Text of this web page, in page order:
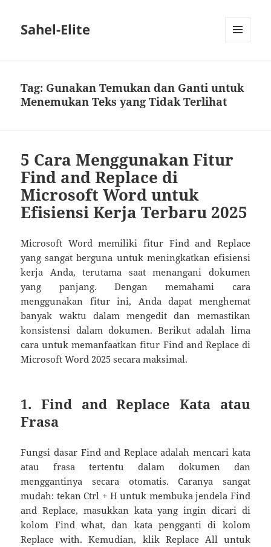
Sahel-Elite
Tag: Gunakan Temukan dan Ganti untuk
Menemukan Teks yang Tidak Terlihat
5 Cara Menggunakan Fitur
Find and Replace di
Microsoft Word untuk
Efisiensi Kerja Terbaru 2025
Microsoft Word memiliki fitur Find and Replace
yang sangat berguna untuk meningkatkan efisiensi
kerja Anda, terutama saat menangani dokumen
yang panjang. Dengan memahami cara
menggunakan fitur ini, Anda dapat menghemat
banyak waktu dalam mengedit dan memastikan
konsistensi dalam dokumen. Berikut adalah lima
cara untuk memanfaatkan fitur Find and Replace di
Microsoft Word 2025 secara maksimal.
1. Find and Replace Kata atau
Frasa
Fungsi dasar Find and Replace adalah mencari kata
atau frasa tertentu dalam dokumen dan
menggantinya secara otomatis. Caranya sangat
mudah: tekan Ctrl + H untuk membuka jendela Find
and Replace, masukkan kata yang ingin dicari di
kolom Find what, dan kata pengganti di kolom
Replace with. Kemudian, klik Replace All untuk